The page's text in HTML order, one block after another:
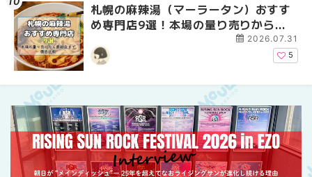
札幌の麻辣湯（マーラータン）おすす
め専門店9選！本場の量り売りから最
新店まで徹底比較 | MouLa
HOKKAIDO
2026.07.31
5
2026年夏 恵庭市・千
イベントまとめ |
2026年夏 札幌市南区
ントまとめ | MouLa